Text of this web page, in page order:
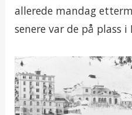
allerede mandag
senere var de på plass i